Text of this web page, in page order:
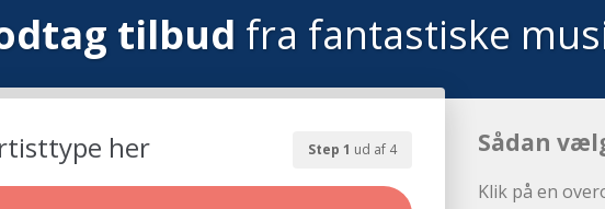
tilbud fra fantastiske
Step 1 ud af 4
her Sådan
Klik på en